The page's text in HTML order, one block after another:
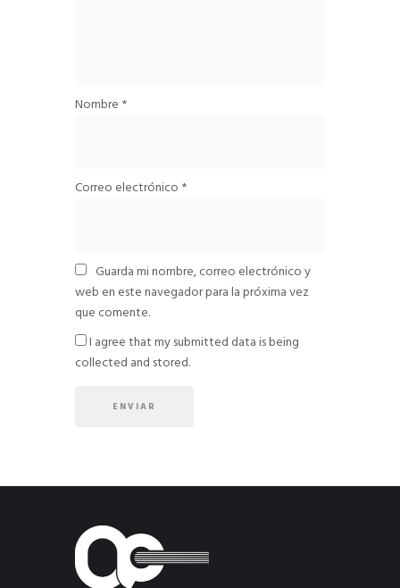
Nombre *
Correo electrónico *
Guarda mi nombre, correo electrónico y
web en este navegador para la próxima vez
que comente.
I agree that my submitted data is being
collected and stored.